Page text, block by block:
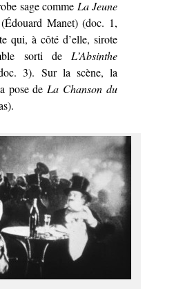
sage comme La Jeune
Manet) (doc. 1,
qui, à côté d’elle, sirote
sorti de L’Absinthe
3). Sur la scène, la
pose de La Chanson du